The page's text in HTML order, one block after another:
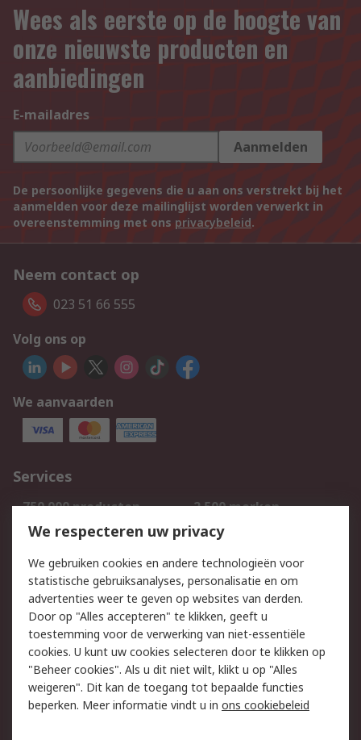
Wees als eerste op de hoogte van
onze nieuwste producten en
aanbiedingen
E-mailadres
Aanmelden
De persoonlijke gegevens die u aan ons verstrekt bij het
aanmelden voor deze mailinglijst worden verwerkt in
overeenstemming met ons privacybeleid.
Neem contact op
023 51 66 555
Volg ons op
We aanvaarden
Services
750.000 producten
2.500 merken
Bestellen
Inkoopoplossingen
Track & Trace
Wettelijk
Cookiebeleid
Email veiligheid
Privacybeleid
Websitevoorwaarden
Algemene
verkoopvoorwaarden
We respecteren uw privacy
We gebruiken cookies en andere technologieën voor
statistische gebruiksanalyses, personalisatie en om
advertenties weer te geven op websites van derden.
Door op "Alles accepteren" te klikken, geeft u
toestemming voor de verwerking van niet-essentiële
cookies. U kunt uw cookies selecteren door te klikken op
"Beheer cookies". Als u dit niet wilt, klikt u op "Alles
weigeren". Dit kan de toegang tot bepaalde functies
beperken. Meer informatie vindt u in ons cookiebeleid